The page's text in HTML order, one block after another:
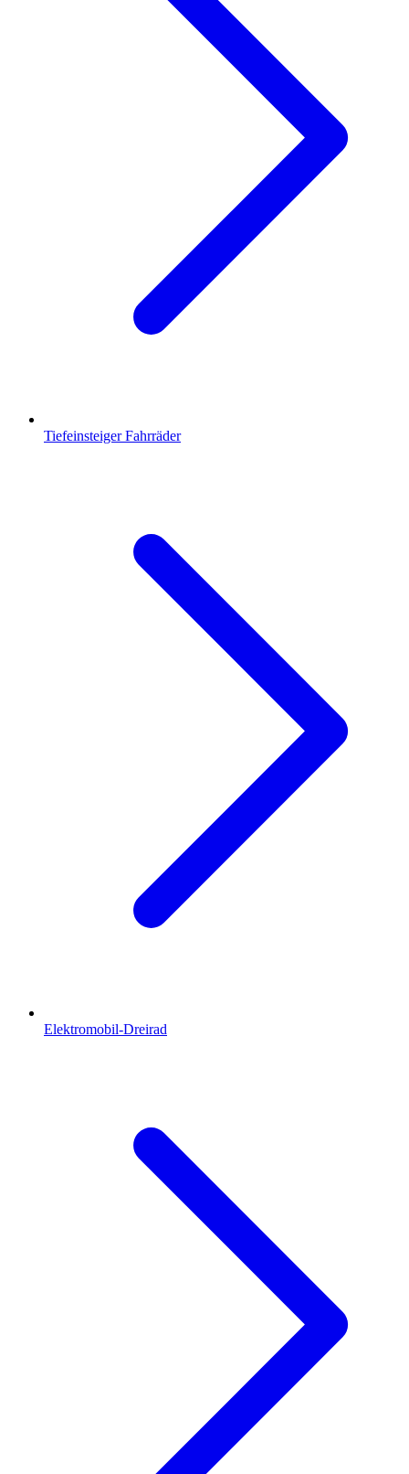
Tiefeinsteiger Fahrräder
Elektromobil-Dreirad